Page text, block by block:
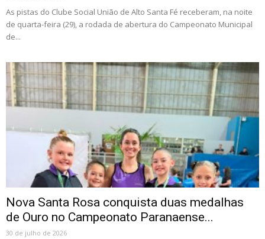
As pistas do Clube Social União de Alto Santa Fé receberam, na noite
de quarta-feira (29), a rodada de abertura do Campeonato Municipal
de...
Nova Santa Rosa conquista duas medalhas
de Ouro no Campeonato Paranaense...
30 de julho de 2026